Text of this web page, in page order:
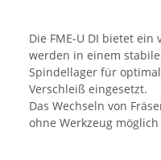
Die FME-U DI bietet ein
werden in einem
Spindellager für
Verschleiß eingesetzt.
Das Wechseln von
ohne Werkzeug